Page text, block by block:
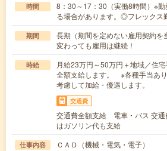
時間
8：30～17：30（実働8時間）※
る場合があります。◎フレック
期間
長期（期間を定めない雇用契約を
変わっても雇用は継続！
時給
月給23万円～50万円＋地域／住
全額支給します。 ※各種手当あ
考慮して加給・優遇します。
交通費
交通費全額支給 電車・バス 交通
はガソリン代も支給
仕事内容
ＣＡＤ（機械・電気・電子）